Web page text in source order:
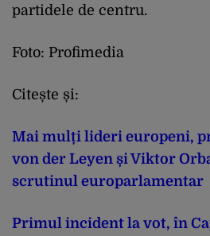
partidele de centru.
Foto: Profimedia
Citește și:
Mai mulți lideri europeni,
von der Leyen și Viktor
scrutinul europarlamentar
Primul incident la vot, în